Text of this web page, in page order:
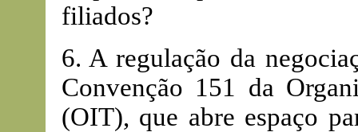
filiados?
6. A regulação da
Convenção 151 da
(OIT), que abre espaço